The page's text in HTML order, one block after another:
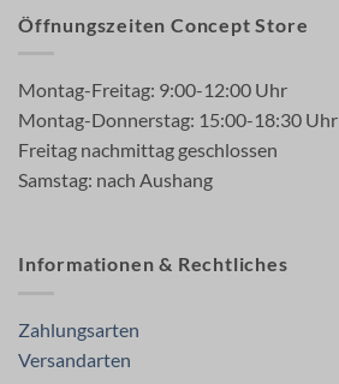
Öffnungszeiten Concept Store
Montag-Freitag: 9:00-12:00 Uhr
Montag-Donnerstag: 15:00-18:30 Uhr
Freitag nachmittag geschlossen
Samstag: nach Aushang
Informationen & Rechtliches
Zahlungsarten
Versandarten